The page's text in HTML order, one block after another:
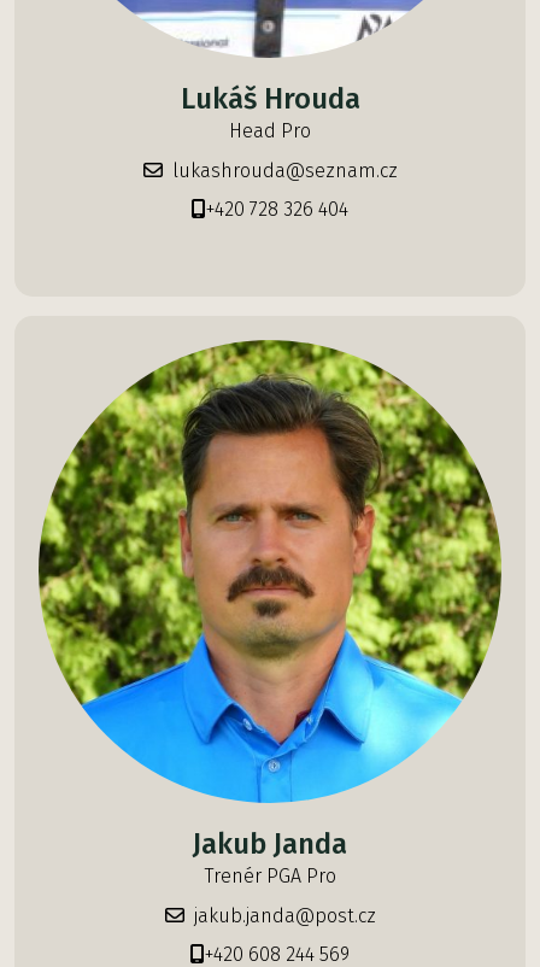
Lukáš Hrouda
Head Pro
lukashrouda@seznam.cz
+420 728 326 404
Jakub Janda
Trenér PGA Pro
jakub.janda@post.cz
+420 608 244 569